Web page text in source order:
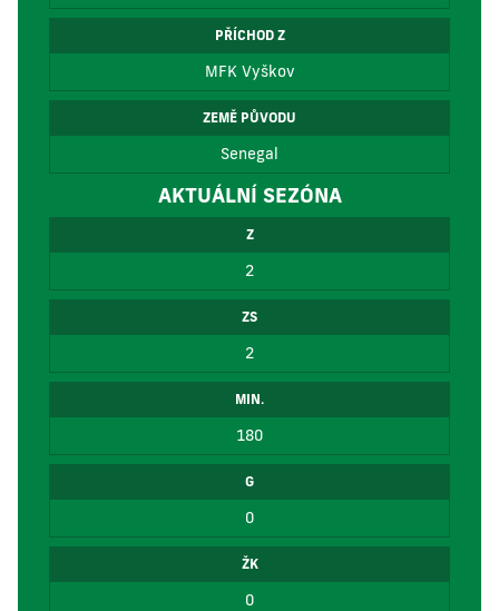
PŘÍCHOD Z
MFK Vyškov
ZEMĚ PŮVODU
Senegal
AKTUÁLNÍ SEZÓNA
Z
2
ZS
2
MIN.
180
G
0
ŽK
0